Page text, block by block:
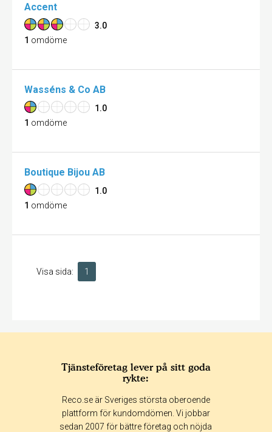
Accent
3.0
1 omdöme
Wasséns & Co AB
1.0
1 omdöme
Boutique Bijou AB
1.0
1 omdöme
Visa sida: 1
Tjänsteföretag lever på sitt goda
rykte:
Reco.se är Sveriges största oberoende
plattform för kundomdömen. Vi jobbar
sedan 2007 för bättre företag och nöjda